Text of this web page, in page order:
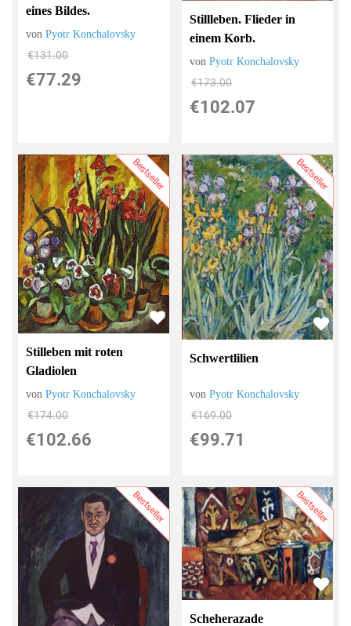
eines Bildes.
vonPyotr Konchalovsky
€131.00
€77.29
Stillleben. Flieder in
einem Korb.
vonPyotr Konchalovsky
€173.00
€102.07
Bestseller
Stilleben mit roten
Gladiolen
vonPyotr Konchalovsky
€174.00
€102.66
Bestseller
Schwertlilien
vonPyotr Konchalovsky
€169.00
€99.71
Bestseller Bestseller
Scheherazade